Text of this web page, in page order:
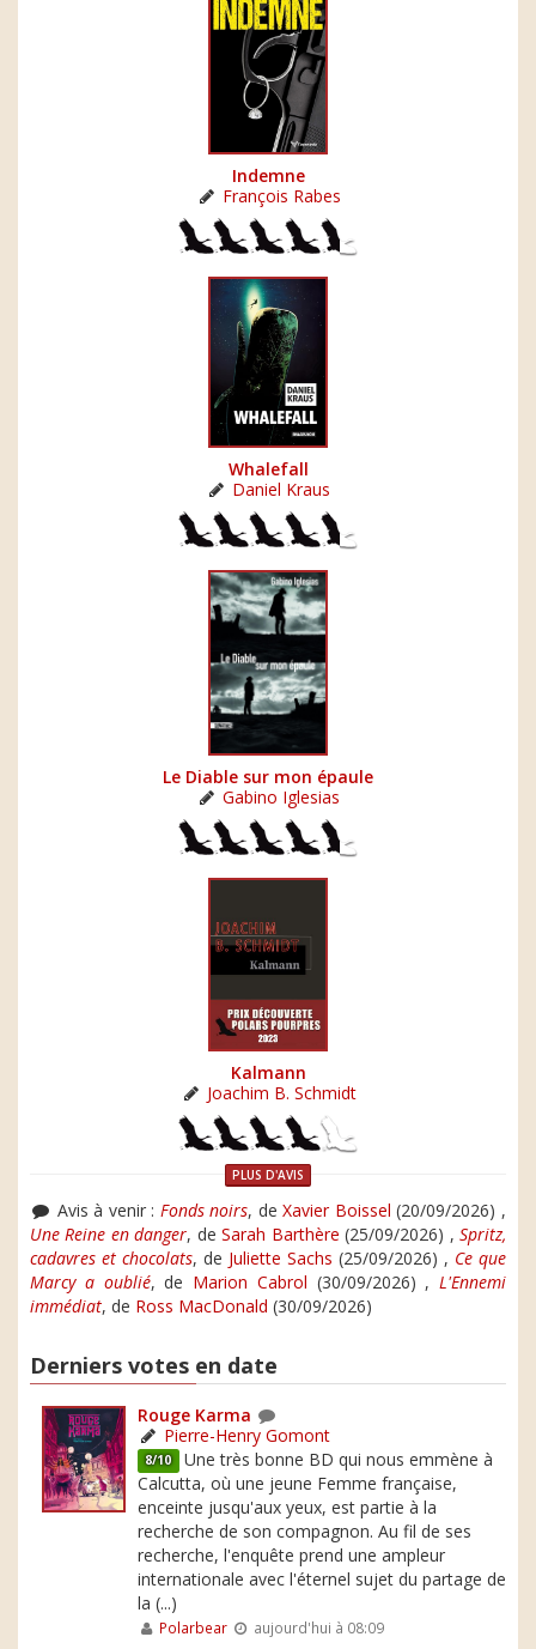
Indemne
François Rabes
Whalefall
Daniel Kraus
Le Diable sur mon épaule
Gabino Iglesias
Kalmann
Joachim B. Schmidt
PLUS D'AVIS
Avis à venir : Fonds noirs, deXavier Boissel (20/09/2026) ,
Une Reine en danger, deSarah Barthère (25/09/2026) ,Spritz,
cadavres et chocolats, de Juliette Sachs (25/09/2026) , Ce que
Marcy a oublié, de Marion Cabrol (30/09/2026) , L'Ennemi
immédiat, de Ross MacDonald (30/09/2026)
Derniers votes en date
Rouge Karma
Pierre-Henry Gomont
8/10 Une très bonne BD qui nous emmène à
Calcutta, où une jeune Femme française,
enceinte jusqu'aux yeux, est partie à la
recherche de son compagnon. Au fil de ses
recherche, l'enquête prend une ampleur
internationale avec l'éternel sujet du partage de
la (...)
Polarbear aujourd'hui à 08:09